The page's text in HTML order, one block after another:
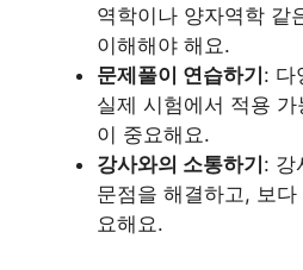
역학이나 양자역학 같
이해해야 해요.
문제풀이 연습하기 : 다
실제 시험에서 적용
이 중요해요.
강사와의 소통하기 : 강
문점을 해결하고, 보
요해요.